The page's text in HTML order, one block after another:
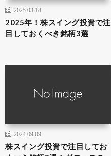
2025.03.18
2025年！株スイング投資で注
目しておくべき銘柄3選
2024.09.09
株スイング投資で注目してお